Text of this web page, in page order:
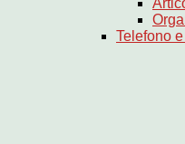
Telefono